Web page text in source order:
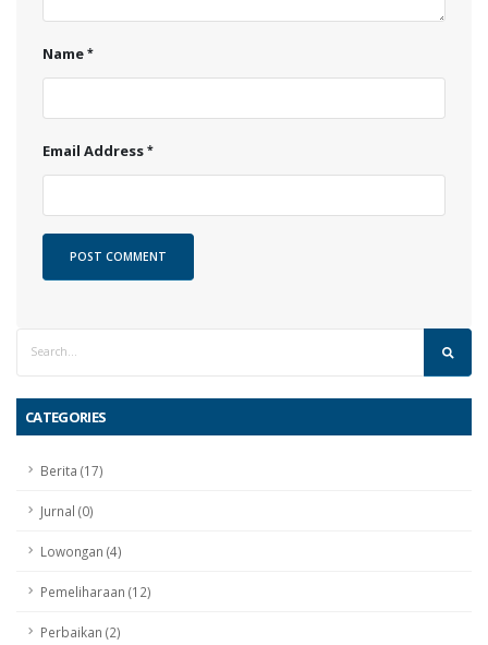
Name
Email Address
CATEGORIES
Berita (17)
Jurnal (0)
Lowongan (4)
Pemeliharaan (12)
Perbaikan (2)